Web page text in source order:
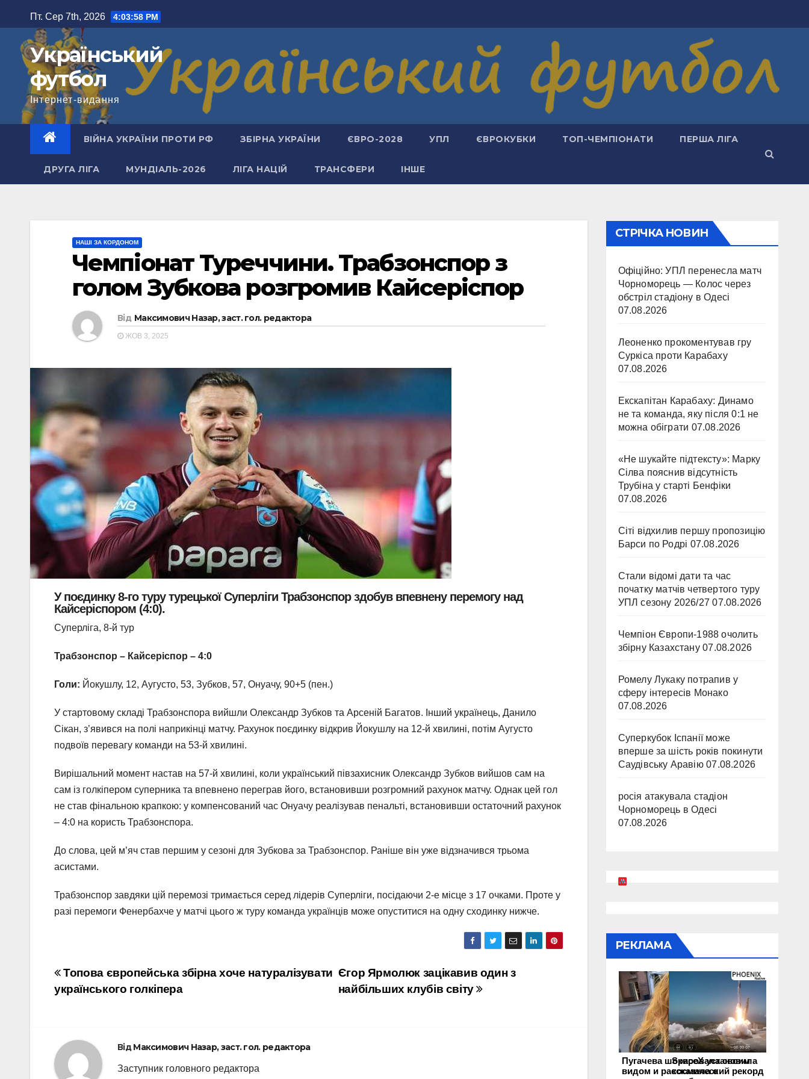
до
вмісту
Пт. Сер 7th, 2026 4:03:58 PM
Український
футбол
Інтернет-видання
ВІЙНА УКРАЇНИ ПРОТИ РФ ЗБІРНА УКРАЇНИ ЄВРО-2028 УПЛ ЄВРОКУБКИ ТОП-ЧЕМПІОНАТИ ПЕРША ЛІГА
ДРУГА ЛІГА МУНДІАЛЬ-2026 ЛІГА НАЦІЙ ТРАНСФЕРИ ІНШЕ
НАШІ ЗА КОРДОНОМ
Чемпіонат Туреччини. Трабзонспор з
голом Зубкова розгромив Кайсеріспор
Від Максимович Назар, заст. гол. редактора
ЖОВ 3, 2025
У поєдинку 8-го туру турецької Суперліги Трабзонспор здобув впевнену перемогу над
Кайсеріспором (4:0).
Суперліга, 8-й тур
Трабзонспор – Кайсеріспор – 4:0
Голи: Йокушлу, 12, Аугусто, 53, Зубков, 57, Онуачу, 90+5 (пен.)
У стартовому складі Трабзонспора вийшли Олександр Зубков та Арсеній Багатов. Інший українець, Данило
Сікан, з’явився на полі наприкінці матчу. Рахунок поєдинку відкрив Йокушлу на 12-й хвилині, потім Аугусто
подвоїв перевагу команди на 53-й хвилині.
Вирішальний момент настав на 57-й хвилині, коли український півзахисник Олександр Зубков вийшов сам на
сам із голкіпером суперника та впевнено переграв його, встановивши розгромний рахунок матчу. Однак цей гол
не став фінальною крапкою: у компенсований час Онуачу реалізував пенальті, встановивши остаточний рахунок
– 4:0 на користь Трабзонспора.
До слова, цей м’яч став першим у сезоні для Зубкова за Трабзонспор. Раніше він уже відзначився трьома
асистами.
Трабзонспор завдяки цій перемозі тримається серед лідерів Суперліги, посідаючи 2-е місце з 17 очками. Проте у
разі перемоги Фенербахче у матчі цього ж туру команда українців може опуститися на одну сходинку нижче.
Навігація
записів
Єгор Ярмолюк зацікавив один з
найбільших клубів світу
Топова європейська збірна хоче натуралізувати
українського голкіпера
ВідМаксимович Назар, заст. гол. редактора
Заступник головного редактора
СТРІЧКА НОВИН
Офіційно: УПЛ перенесла матч
Чорноморець — Колос через
обстріл стадіону в Одесі
07.08.2026
Леоненко прокоментував гру
Суркіса проти Карабаху
07.08.2026
Екскапітан Карабаху: Динамо
не та команда, яку після 0:1 не
можна обіграти 07.08.2026
«Не шукайте підтексту»: Марку
Сілва пояснив відсутність
Трубіна у старті Бенфіки
07.08.2026
Сіті відхилив першу пропозицію
Барси по Родрі 07.08.2026
Стали відомі дати та час
початку матчів четвертого туру
УПЛ сезону 2026/27 07.08.2026
Чемпіон Європи-1988 очолить
збірну Казахстану 07.08.2026
Ромелу Лукаку потрапив у
сферу інтересів Монако
07.08.2026
Суперкубок Іспанії може
вперше за шість років покинути
Саудівську Аравію 07.08.2026
росія атакувала стадіон
Чорноморець в Одесі
07.08.2026
РЕКЛАМА
Пугачева шокировала своим
видом и рассказала о
SpaceX установила
космический рекорд